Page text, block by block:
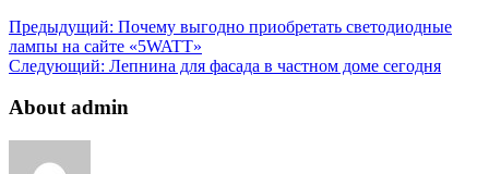
Предыдущий: Почему выгодно приобретать светодиодные
лампы на сайте «5WATT»
Следующий: Лепнина для фасада в частном доме сегодня
About admin